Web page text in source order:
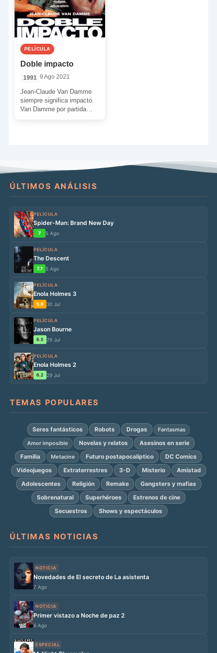
PELÍCULA
Doble impacto
1991 9 Ago 2021
Jean-Claude Van Damme
siempre significa impacto.
Van Damme por partida
ÚLTIMOS ANÁLISIS
PELÍCULA
Spider-Man: Brand New Day
7 5 Ago
PELÍCULA
The Descent
7.7 5 Ago
PELÍCULA
Enola Holmes 3
5.6 30 Jul
PELÍCULA
Jason Bourne
6.5 29 Jul
PELÍCULA
Enola Holmes 2
6.2 29 Jul
TEMAS POPULARES
Seres fantásticos Robots Drogas
Fantasmas
Amor imposible
Novelas y relatos
Asesinos en serie
Familia
Metacine Futuro postapocalíptico
DC Comics
Videojuegos
Extraterrestres 3-D Misterio
Amistad
Adolescentes
Religión Remake
Gangsters y mafias
Sobrenatural
Superhéroes
Estrenos de cine
Secuestros
Shows y espectáculos
ÚLTIMAS NOTICIAS
NOTICIA
Novedades de El secreto de La asistenta
7 Ago
NOTICIA
Primer vistazo a Noche de paz 2
6 Ago
ESPECIAL